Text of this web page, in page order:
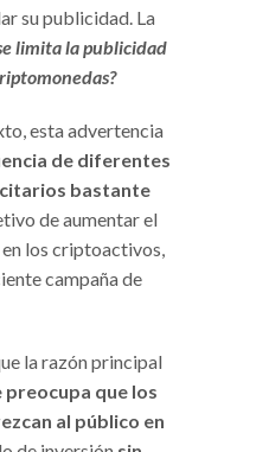
su publicidad. La
limita la publicidad
esta advertencia
de diferentes
bastante
de aumentar el
los criptoactivos,
campaña de
la razón principal
preocupa que los
al público en